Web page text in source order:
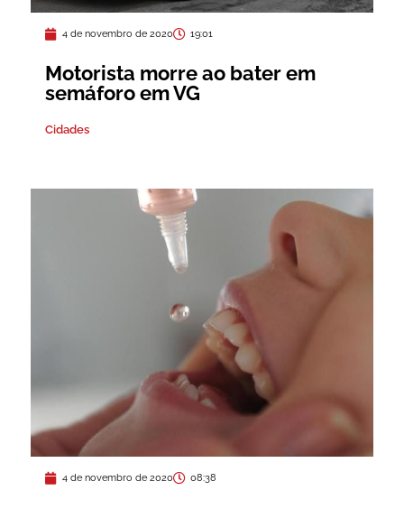
4 de novembro de 2020 19:01
Motorista morre ao bater em
semáforo em VG
Cidades
4 de novembro de 2020 08:38